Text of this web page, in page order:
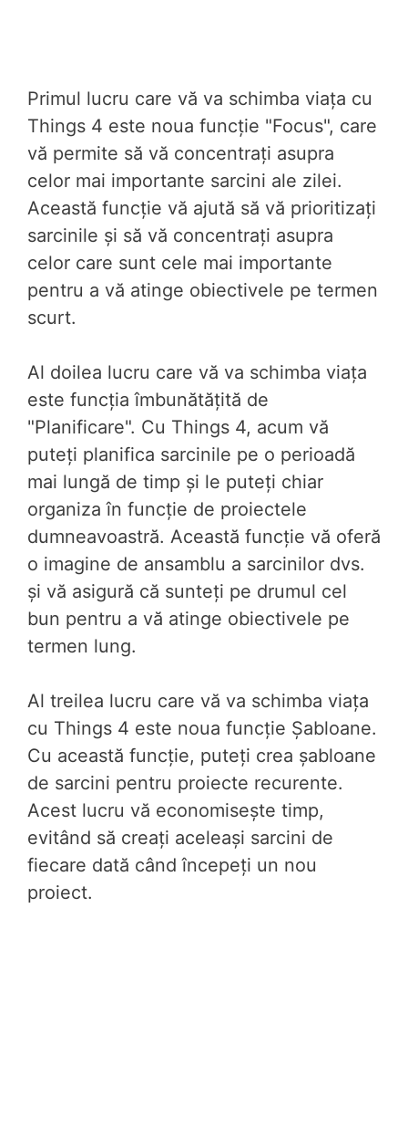
Primul lucru care vă va schimba viața cu
Things 4 este noua funcție "Focus", care
vă permite să vă concentrați asupra
celor mai importante sarcini ale zilei.
Această funcție vă ajută să vă prioritizați
sarcinile și să vă concentrați asupra
celor care sunt cele mai importante
pentru a vă atinge obiectivele pe termen
scurt.
Al doilea lucru care vă va schimba viața
este funcția îmbunătățită de
"Planificare". Cu Things 4, acum vă
puteți planifica sarcinile pe o perioadă
mai lungă de timp și le puteți chiar
organiza în funcție de proiectele
dumneavoastră. Această funcție vă oferă
o imagine de ansamblu a sarcinilor dvs.
și vă asigură că sunteți pe drumul cel
bun pentru a vă atinge obiectivele pe
termen lung.
Al treilea lucru care vă va schimba viața
cu Things 4 este noua funcție Șabloane.
Cu această funcție, puteți crea șabloane
de sarcini pentru proiecte recurente.
Acest lucru vă economisește timp,
evitând să creați aceleași sarcini de
fiecare dată când începeți un nou
proiect.